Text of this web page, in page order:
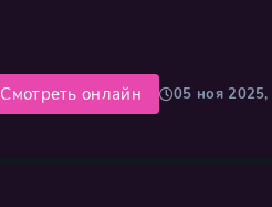
05 ноя
Смотреть онлайн